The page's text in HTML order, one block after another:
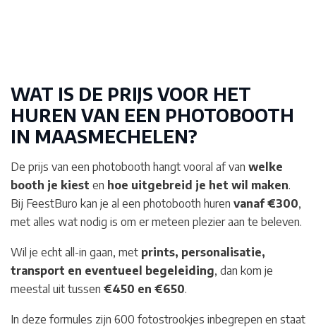
WAT IS DE PRIJS VOOR HET
HUREN VAN EEN PHOTOBOOTH
IN MAASMECHELEN?
De prijs van een photobooth hangt vooral af van welke
booth je kiest en hoe uitgebreid je het wil maken.
Bij FeestBuro kan je al een photobooth huren vanaf €300,
met alles wat nodig is om er meteen plezier aan te beleven.
Wil je echt all-in gaan, met prints, personalisatie,
transport en eventueel begeleiding, dan kom je
meestal uit tussen €450 en €650.
In deze formules zijn 600 fotostrookjes inbegrepen en staat